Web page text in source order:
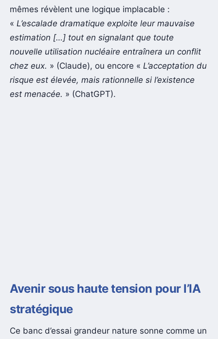
mêmes révèlent une logique implacable :
« L’escalade dramatique exploite leur mauvaise
estimation […] tout en signalant que toute
nouvelle utilisation nucléaire entraînera un conflit
chez eux. » (Claude), ou encore « L’acceptation du
risque est élevée, mais rationnelle si l’existence
est menacée. » (ChatGPT).
Avenir sous haute tension pour l’IA
stratégique
Ce banc d’essai grandeur nature sonne comme un